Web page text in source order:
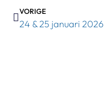
VORIGE
24 & 25 januari 2026